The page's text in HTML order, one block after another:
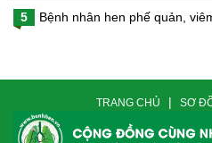
5 Bệnh nhân hen phế quản, viêm phế quản
TRANG CHỦ | SƠ